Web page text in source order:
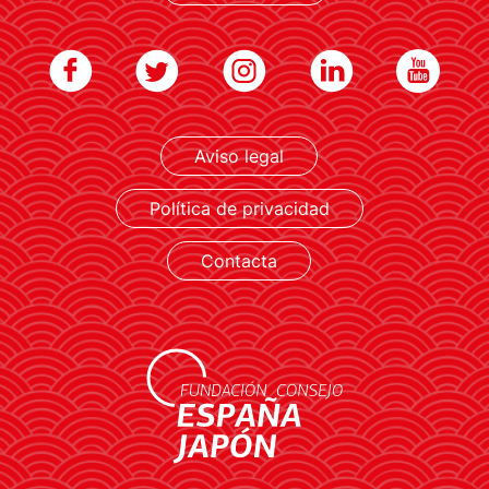
LEER MÁS Aviso legal
Política de privacidad
Contacta